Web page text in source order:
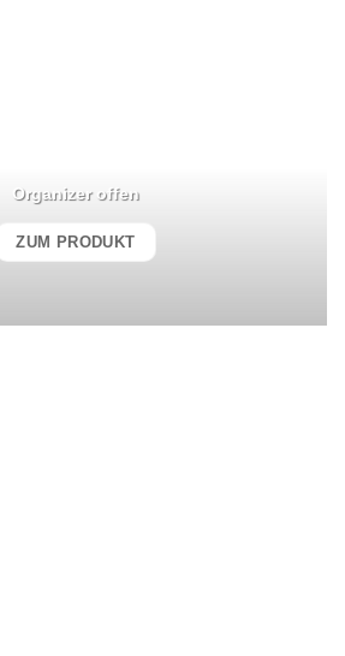
Organizer offen
ZUM PRODUKT